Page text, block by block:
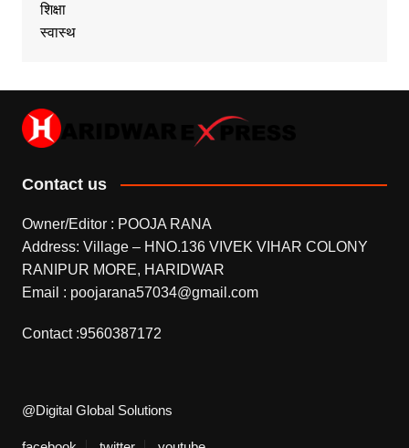
शिक्षा
स्वास्थ
Contact us
Owner/Editor : POOJA RANA
Address: Village – HNO.136 VIVEK VIHAR COLONY
RANIPUR MORE, HARIDWAR
Email : poojarana57034@gmail.com
Contact :9560387172
@Digital Global Solutions